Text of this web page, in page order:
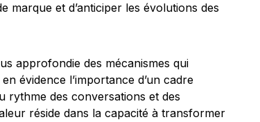
marque et d’anticiper les évolutions des
approfondie des mécanismes qui
évidence l’importance d’un cadre
rythme des conversations et des
réside dans la capacité à transformer